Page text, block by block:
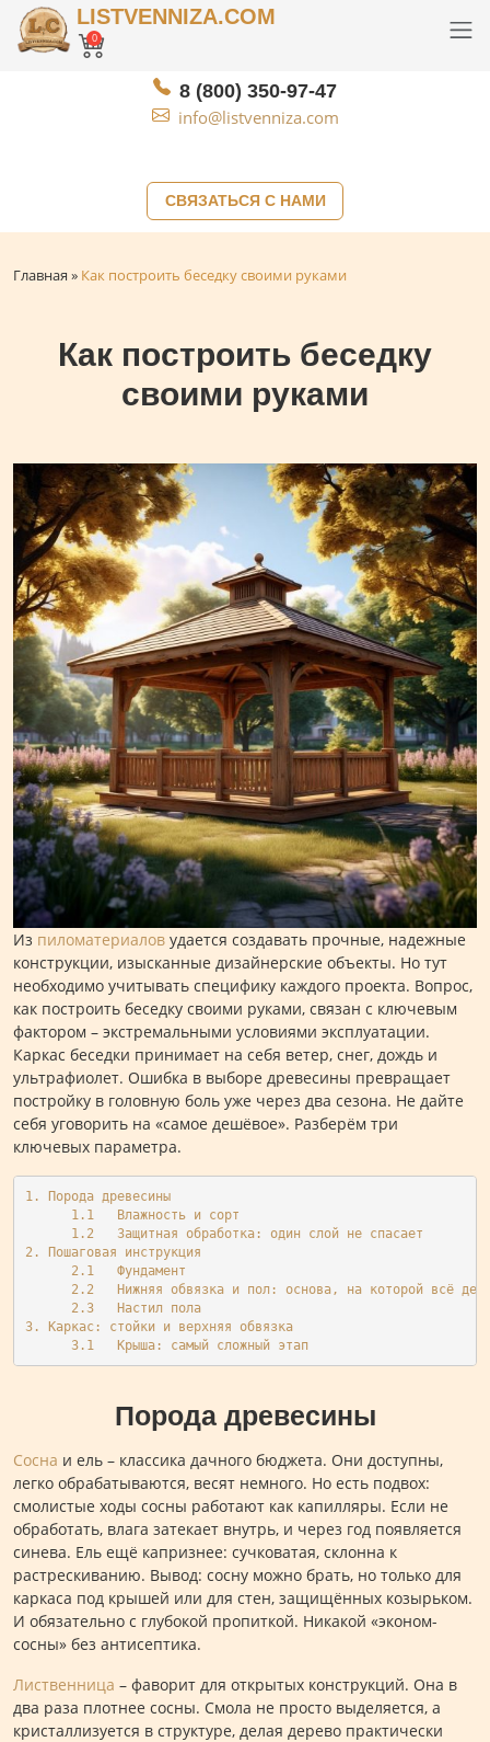
СВЯЗАТЬСЯ С НАМИ
LISTVENNIZA.COM
0
8 (800) 350-97-47
info@listvenniza.com
Главная » Как построить беседку своими руками
Как построить беседку
своими руками
Из пиломатериалов удается создавать прочные, надежные
конструкции, изысканные дизайнерские объекты. Но тут
необходимо учитывать специфику каждого проекта. Вопрос,
как построить беседку своими руками, связан с ключевым
фактором – экстремальными условиями эксплуатации.
Каркас беседки принимает на себя ветер, снег, дождь и
ультрафиолет. Ошибка в выборе древесины превращает
постройку в головную боль уже через два сезона. Не дайте
себя уговорить на «самое дешёвое». Разберём три
ключевых параметра.
1. Порода древесины
      1.1   Влажность и сорт
      1.2   Защитная обработка: один слой не спасает
2. Пошаговая инструкция
      2.1   Фундамент
2.2   Нижняя обвязка и пол: основа, на которой всё
      2.3   Настил пола
3. Каркас: стойки и верхняя обвязка
      3.1   Крыша: самый сложный этап
Порода древесины
Сосна и ель – классика дачного бюджета. Они доступны,
легко обрабатываются, весят немного. Но есть подвох:
смолистые ходы сосны работают как капилляры. Если не
обработать, влага затекает внутрь, и через год появляется
синева. Ель ещё капризнее: сучковатая, склонна к
растрескиванию. Вывод: сосну можно брать, но только для
каркаса под крышей или для стен, защищённых козырьком.
И обязательно с глубокой пропиткой. Никакой «эконом-
сосны» без антисептика.
Лиственница – фаворит для открытых конструкций. Она в
два раза плотнее сосны. Смола не просто выделяется, а
кристаллизуется в структуре, делая дерево практически